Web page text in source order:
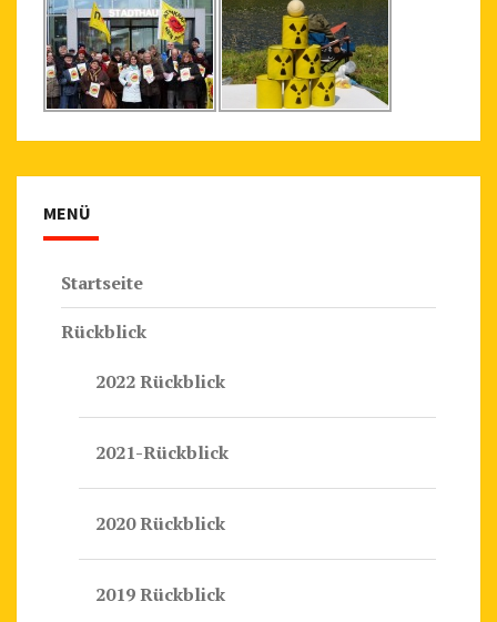
MENÜ
Startseite
Rückblick
2022 Rückblick
2021-Rückblick
2020 Rückblick
2019 Rückblick